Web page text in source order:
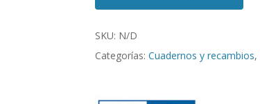
SKU: N/D
Categorías: Cuadernos y recambios,